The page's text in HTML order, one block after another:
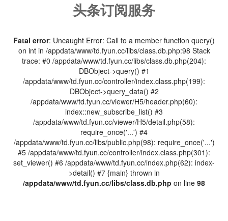
头条订阅服务
Fatal error: Uncaught Error: Call to a member function query()
on int in /appdata/www/td.fyun.cc/libs/class.db.php:98 Stack
trace: #0 /appdata/www/td.fyun.cc/libs/class.db.php(204):
DBObject->query() #1
/appdata/www/td.fyun.cc/controller/index.class.php(199):
DBObject->query_data() #2
/appdata/www/td.fyun.cc/viewer/H5/header.php(60):
index::new_subscribe_list() #3
/appdata/www/td.fyun.cc/viewer/H5/detail.php(58):
require_once('...') #4
/appdata/www/td.fyun.cc/libs/public.php(98): require_once('...')
#5 /appdata/www/td.fyun.cc/controller/index.class.php(301):
set_viewer() #6 /appdata/www/td.fyun.cc/index.php(62): index-
>detail() #7 {main} thrown in
/appdata/www/td.fyun.cc/libs/class.db.php on line 98